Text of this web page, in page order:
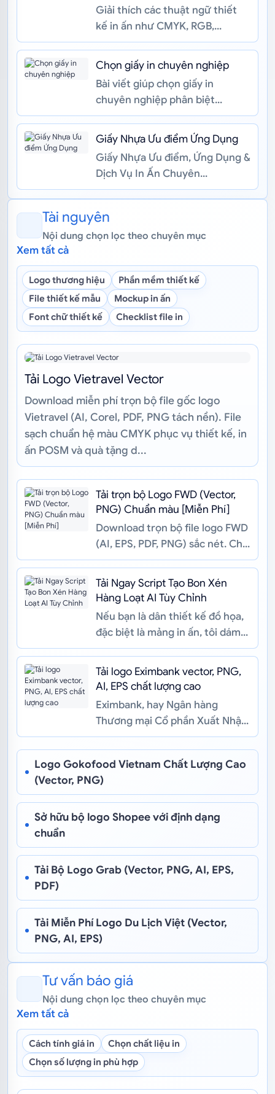
Giải thích các thuật ngữ thiết
kế in ấn như CMYK, RGB,
Pantone, DPI, vector, outline
font, bleed và định dạng file gi...
Chọn giấy in chuyên nghiệp
Bài viết giúp chọn giấy in
chuyên nghiệp phân biệt
Couche, Ford, Ivory, Kraft, hiểu
định lượng gsm, gia công và
chuẩn...
Giấy Nhựa Ưu điểm Ứng Dụng
Giấy Nhựa Ưu điểm, Ứng Dụng &
Dịch Vụ In Ấn Chuyên
NghiệpMệt mỏi với những ấn
rách, thấm nư...
Tài nguyên
Nội dung chọn lọc theo chuyên mục
Xem tất cả
Logo thương hiệu
Phần mềm thiết kế
File thiết kế mẫu
Mockup in ấn
Font chữ thiết kế
Checklist file in
Tải Logo Vietravel Vector
Download miễn phí trọn bộ file gốc logo
Vietravel (AI, Corel, PDF, PNG tách nền). File
sạch chuẩn hệ màu CMYK phục vụ thiết kế, in
ấn POSM và quà tặng d...
Tải trọn bộ Logo FWD (Vector,
PNG) Chuẩn màu [Miễn Phí]
Download trọn bộ file logo FWD
(AI, EPS, PDF, PNG) sắc nét. Chia
sẻ ý nghĩa logo FWD và giải
pháp in ấn quà tặng, đồn...
Tải Ngay Script Tạo Bon Xén
Hàng Loạt AI Tùy Chỉnh
Nếu bạn là dân thiết kế đồ họa,
đặc biệt là mảng in ấn, tôi dám
cá rằng bạn đã từng "phát điên"
ít nhất một lần với t...
Tải logo Eximbank vector, PNG,
AI, EPS chất lượng cao
Eximbank, hay Ngân hàng
Thương mại Cổ phần Xuất Nhập
khẩu Việt Nam, là một trong
những ngân hàng thương mại
cổ phần đ...
Logo Gokofood Vietnam Chất Lượng Cao
(Vector, PNG)
Sở hữu bộ logo Shopee với định dạng
chuẩn
Tải Bộ Logo Grab (Vector, PNG, AI, EPS,
PDF)
Tải Miễn Phí Logo Du Lịch Việt (Vector,
PNG, AI, EPS)
Tư vấn báo giá
Nội dung chọn lọc theo chuyên mục
Xem tất cả
Cách tính giá in
Chọn chất liệu in
Chọn số lượng in phù hợp